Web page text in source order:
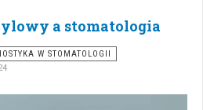
a stomatologia
W STOMATOLOGII